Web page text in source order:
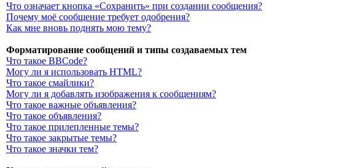
Что означает кнопка «Сохранить» при создании сообщения?
Почему моё сообщение требует одобрения?
Как мне вновь поднять мою тему?
Форматирование сообщений и типы создаваемых тем
Что такое BBCode?
Могу ли я использовать HTML?
Что такое смайлики?
Могу ли я добавлять изображения к сообщениям?
Что такое важные объявления?
Что такое объявления?
Что такое прилепленные темы?
Что такое закрытые темы?
Что такое значки тем?